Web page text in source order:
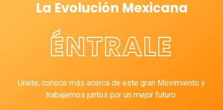
La Evolución Mexicana
ÉNTRALE
Únete, conoce más acerca de este gran Movimiento y
trabajemos juntos por un mejor futuro.